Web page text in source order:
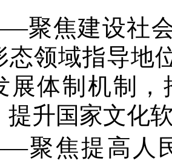
聚焦建设社会
态领域指导地
展体制机制
提升国家文化
聚焦提高人